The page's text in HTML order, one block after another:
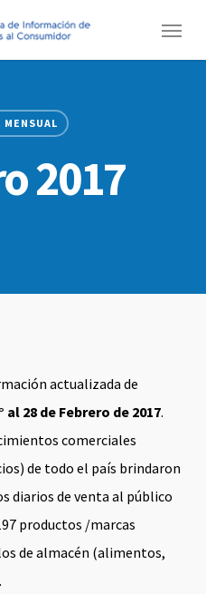
Menu
MENSUAL
2017
actualizada de
al 28 de Febrero de 2017.
comerciales
de todo el país brindaron
diarios de venta al público
productos /marcas
de almacén (alimentos,